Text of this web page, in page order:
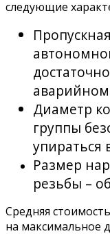
следующие
Диаметр
группы
упираться
Размер
резьбы –
Средняя
на максимальное